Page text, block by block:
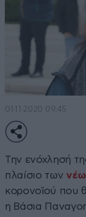
01·11·2020 09:45
Την ενόχλησή
πλαίσιο των
κορονοϊού που
η Βάσια